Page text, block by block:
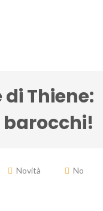
Thiene:
Novità
No